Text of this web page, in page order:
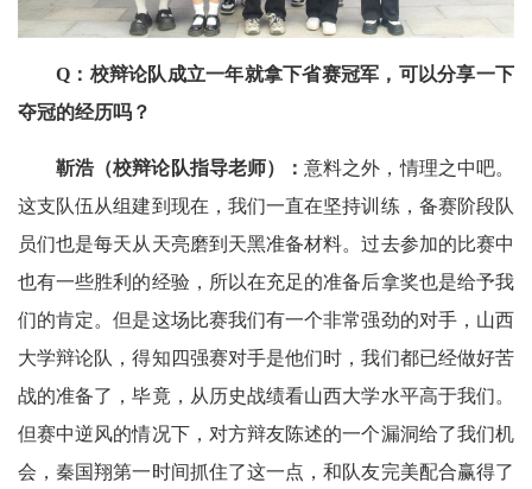
Q：校辩论队成立一年就拿下省赛冠军，可以分享一下
夺冠的经历吗？
靳浩（校辩论队指导老师）：意料之外，情理之中吧。
这支队伍从组建到现在，我们一直在坚持训练，备赛阶段队
员们也是每天从天亮磨到天黑准备材料。过去参加的比赛中
也有一些胜利的经验，所以在充足的准备后拿奖也是给予我
们的肯定。但是这场比赛我们有一个非常强劲的对手，山西
大学辩论队，得知四强赛对手是他们时，我们都已经做好苦
战的准备了，毕竟，从历史战绩看山西大学水平高于我们。
但赛中逆风的情况下，对方辩友陈述的一个漏洞给了我们机
会，秦国翔第一时间抓住了这一点，和队友完美配合赢得了